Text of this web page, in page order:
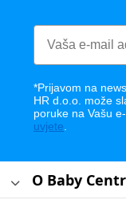
*Prijavom na
HR d.o.o. može
poruke na Vašu
uvjete
O Baby